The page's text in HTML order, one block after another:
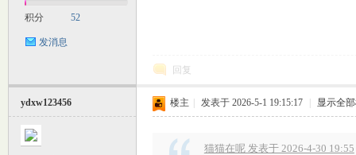
积分 52
发消息
回复
ydxw123456 楼主 发表于 2026-5-1 19:15:17 显示全
猫猫在呢 发表于 2026-4-30 19:55